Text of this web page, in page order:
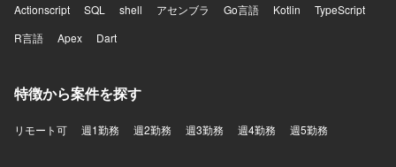
Actionscript
SQL shell アセンブラ Go言語 Kotlin
TypeScript
R言語
Apex Dart
特徴から案件を探す
リモート可 週1勤務 週2勤務 週3勤務 週4勤務 週5勤務